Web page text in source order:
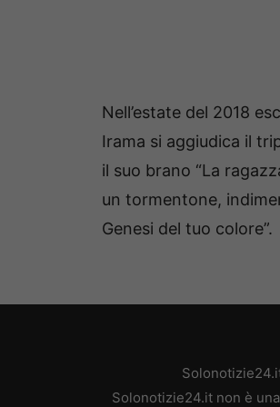
Nell’estate del 2018
Irama si aggiudica il
il suo brano “La
un tormentone,
Genesi del tuo colore”.
Solonotizie24.it non è